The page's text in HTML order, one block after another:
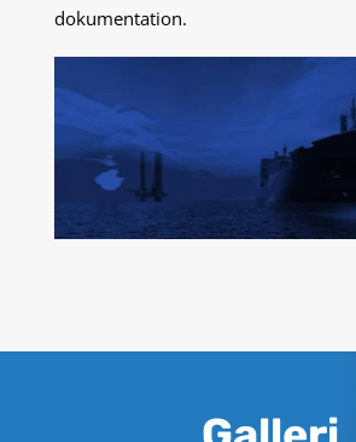
dokumentation.